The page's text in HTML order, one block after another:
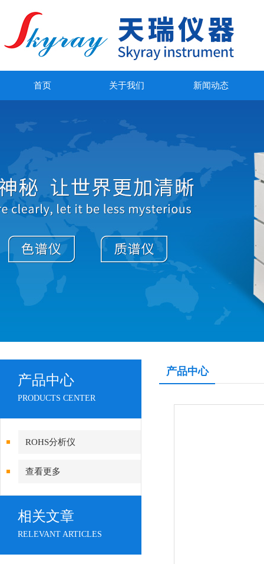
首页 关于我们 新闻动态
产品中心
PRODUCTS CENTER
ROHS分析仪
查看更多
相关文章
RELEVANT ARTICLES
产品中心